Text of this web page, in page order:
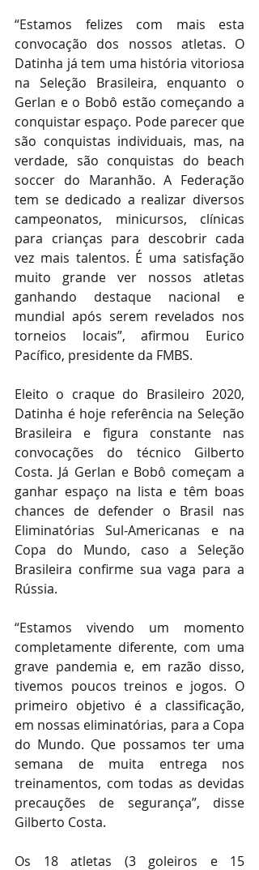
“Estamos felizes com mais esta
convocação dos nossos atletas. O
Datinha já tem uma história vitoriosa
na Seleção Brasileira, enquanto o
Gerlan e o Bobô estão começando a
conquistar espaço. Pode parecer que
são conquistas individuais, mas, na
verdade, são conquistas do beach
soccer do Maranhão. A Federação
tem se dedicado a realizar diversos
campeonatos, minicursos, clínicas
para crianças para descobrir cada
vez mais talentos. É uma satisfação
muito grande ver nossos atletas
ganhando destaque nacional e
mundial após serem revelados nos
torneios locais”, afirmou Eurico
Pacífico, presidente da FMBS.
Eleito o craque do Brasileiro 2020,
Datinha é hoje referência na Seleção
Brasileira e figura constante nas
convocações do técnico Gilberto
Costa. Já Gerlan e Bobô começam a
ganhar espaço na lista e têm boas
chances de defender o Brasil nas
Eliminatórias Sul-Americanas e na
Copa do Mundo, caso a Seleção
Brasileira confirme sua vaga para a
Rússia.
“Estamos vivendo um momento
completamente diferente, com uma
grave pandemia e, em razão disso,
tivemos poucos treinos e jogos. O
primeiro objetivo é a classificação,
em nossas eliminatórias, para a Copa
do Mundo. Que possamos ter uma
semana de muita entrega nos
treinamentos, com todas as devidas
precauções de segurança”, disse
Gilberto Costa.
Os 18 atletas (3 goleiros e 15